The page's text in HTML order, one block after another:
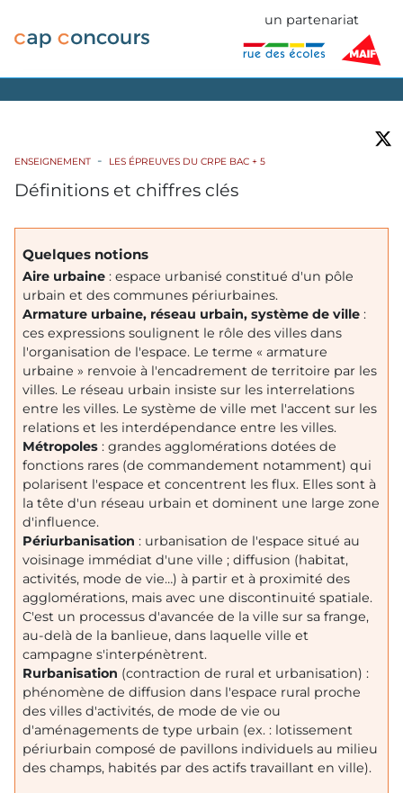
un partenariat
ENSEIGNEMENT LES ÉPREUVES DU CRPE BAC + 5
Définitions et chiffres clés
Quelques notions
Aire urbaine : espace urbanisé constitué d'un pôle
urbain et des communes périurbaines.
Armature urbaine, réseau urbain, système de ville :
ces expressions soulignent le rôle des villes dans
l'organisation de l'espace. Le terme « armature
urbaine » renvoie à l'encadrement de territoire par les
villes. Le réseau urbain insiste sur les interrelations
entre les villes. Le système de ville met l'accent sur les
relations et les interdépendance entre les villes.
Métropoles : grandes agglomérations dotées de
fonctions rares (de commandement notamment) qui
polarisent l'espace et concentrent les flux. Elles sont à
la tête d'un réseau urbain et dominent une large zone
d'influence.
Périurbanisation : urbanisation de l'espace situé au
voisinage immédiat d'une ville ; diffusion (habitat,
activités, mode de vie…) à partir et à proximité des
agglomérations, mais avec une discontinuité spatiale.
C'est un processus d'avancée de la ville sur sa frange,
au-delà de la banlieue, dans laquelle ville et
campagne s'interpénètrent.
Rurbanisation (contraction de rural et urbanisation) :
phénomène de diffusion dans l'espace rural proche
des villes d'activités, de mode de vie ou
d'aménagements de type urbain (ex. : lotissement
périurbain composé de pavillons individuels au milieu
des champs, habités par des actifs travaillant en ville).